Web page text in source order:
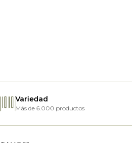
Variedad
Más de 6.000 productos